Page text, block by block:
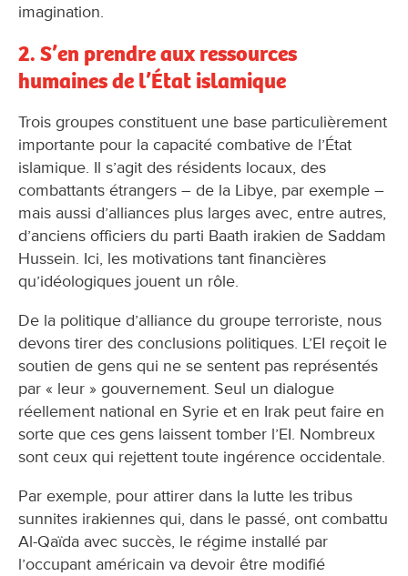
imagination.
2. S’en prendre aux ressources
humaines de l’État islamique
Trois groupes constituent une base particulièrement
importante pour la capacité combative de l’État
islamique. Il s’agit des résidents locaux, des
combattants étrangers – de la Libye, par exemple –
mais aussi d’alliances plus larges avec, entre autres,
d’anciens officiers du parti Baath irakien de Saddam
Hussein. Ici, les motivations tant financières
qu’idéologiques jouent un rôle.
De la politique d’alliance du groupe terroriste, nous
devons tirer des conclusions politiques. L’EI reçoit le
soutien de gens qui ne se sentent pas représentés
par « leur » gouvernement. Seul un dialogue
réellement national en Syrie et en Irak peut faire en
sorte que ces gens laissent tomber l’EI. Nombreux
sont ceux qui rejettent toute ingérence occidentale.
Par exemple, pour attirer dans la lutte les tribus
sunnites irakiennes qui, dans le passé, ont combattu
Al-Qaïda avec succès, le régime installé par
l’occupant américain va devoir être modifié